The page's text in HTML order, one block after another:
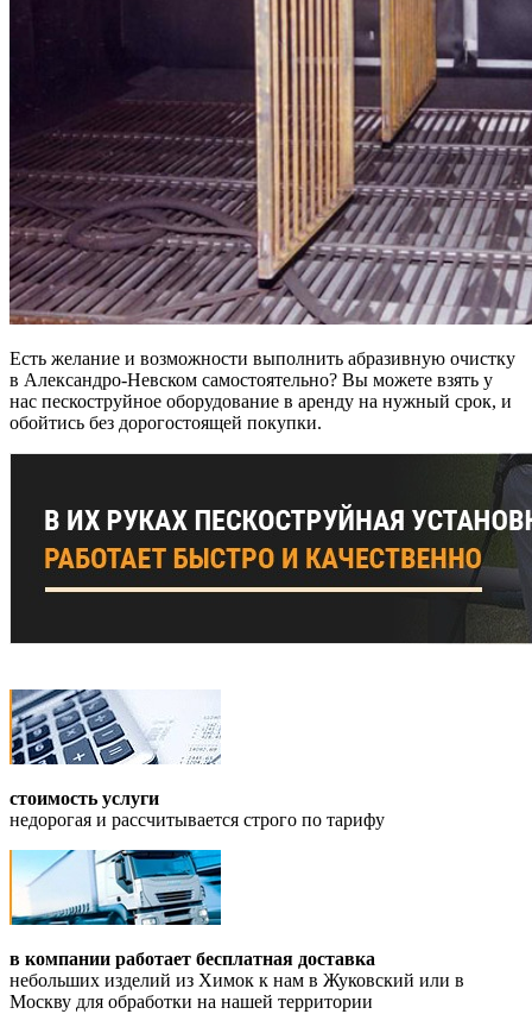
Есть желание и возможности выполнить абразивную очистку
в Александро-Невском самостоятельно? Вы можете взять у
нас пескоструйное оборудование в аренду на нужный срок, и
обойтись без дорогостоящей покупки.
стоимость услуги
недорогая и рассчитывается строго по тарифу
в компании работает бесплатная доставка
небольших изделий из Химок к нам в Жуковский или в
Москву для обработки на нашей территории